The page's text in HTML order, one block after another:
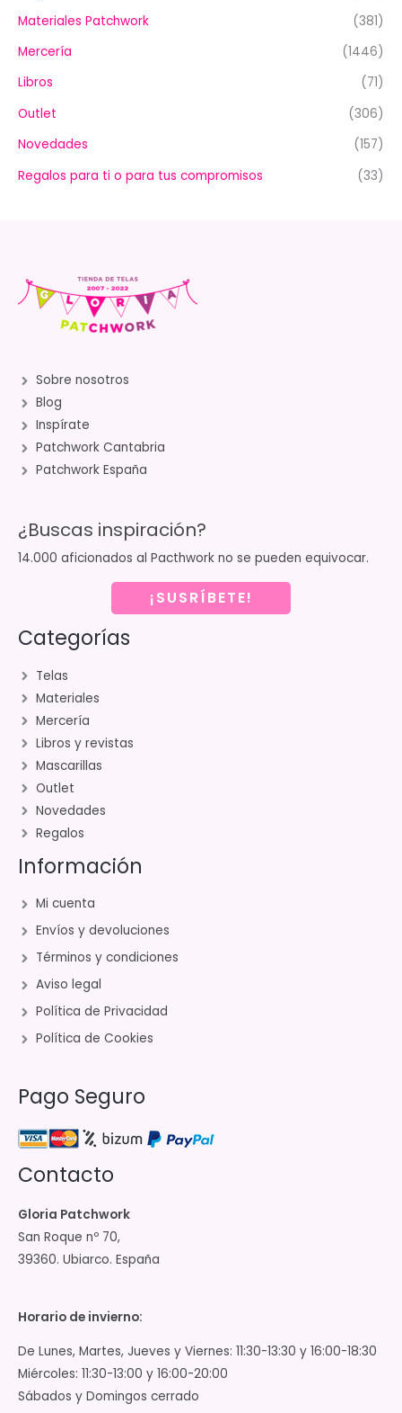
Materiales Patchwork
(381)
Mercería
(1446)
Libros
(71)
Outlet
(306)
Novedades
(157)
Regalos para ti o para tus compromisos
(33)
Sobre nosotros
Blog
Inspírate
Patchwork Cantabria
Patchwork España
¿Buscas inspiración?
14.000 aficionados al Pacthwork no se pueden equivocar.
¡SUSRÍBETE!
Categorías
Telas
Materiales
Mercería
Libros y revistas
Mascarillas
Outlet
Novedades
Regalos
Información
Mi cuenta
Envíos y devoluciones
Términos y condiciones
Aviso legal
Política de Privacidad
Política de Cookies
Pago Seguro
Contacto
Gloria Patchwork
San Roque nº 70,
39360. Ubiarco. España
Horario de invierno:
De Lunes, Martes, Jueves y Viernes: 11:30-13:30 y 16:00-18:30
Miércoles: 11:30-13:00 y 16:00-20:00
Sábados y Domingos cerrado